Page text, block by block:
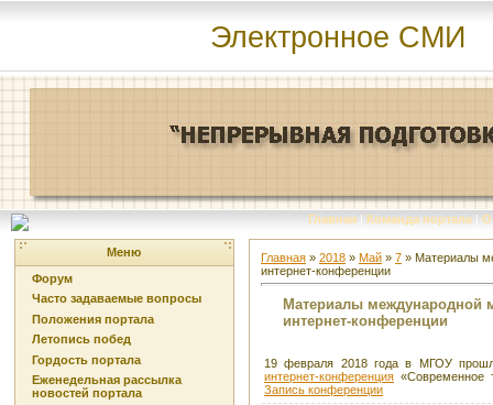
Электронное СМИ
Главная | Команда портала | О
Меню
Форум
Часто задаваемые вопросы
Положения портала
Летопись побед
Гордость портала
Еженедельная рассылка
новостей портала
Главная » 2018 » Май » 7 » Материалы
интернет-конференции
Материалы международной
интернет-конференции
19 февраля 2018 года в МГОУ
интернет-конференция «Современное
Запись конференции